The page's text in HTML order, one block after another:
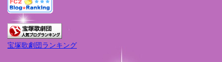
宝塚歌劇団ランキング